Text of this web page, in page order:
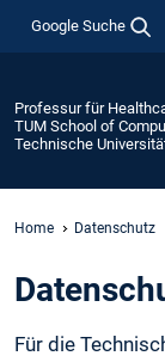
Google Suche
Professur für
TUM School of
Technische
Home Datenschutz
Für die